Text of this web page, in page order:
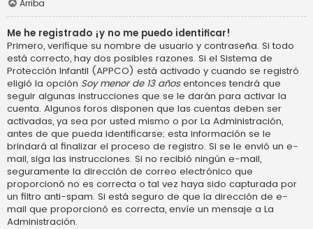
Arriba
Me he registrado ¡y no me puedo identificar!
Primero, verifique su nombre de usuario y contraseña. Si todo
está correcto, hay dos posibles razones. Si el Sistema de
Protección Infantil (APPCO) está activado y cuando se registró
eligió la opción Soy menor de 13 añosentonces tendrá que
seguir algunas instrucciones que se le darán para activar la
cuenta. Algunos foros disponen que las cuentas deben ser
activadas, ya sea por usted mismo o por La Administración,
antes de que pueda identificarse; esta información se le
brindará al finalizar el proceso de registro. Si se le envió un e-
mail, siga las instrucciones. Si no recibió ningún e-mail,
seguramente la dirección de correo electrónico que
proporcionó no es correcta o tal vez haya sido capturada por
un filtro anti-spam. Si está seguro de que la dirección de e-
mail que proporcionó es correcta, envíe un mensaje a La
Administración.